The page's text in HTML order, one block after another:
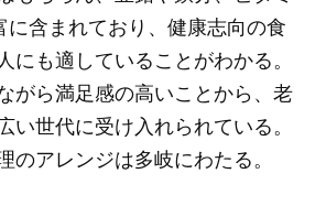
に含まれており、健康志向の食
にも適していることがわかる。
がら満足感の高いことから、老
い世代に受け入れられている。
のアレンジは多岐にわたる。